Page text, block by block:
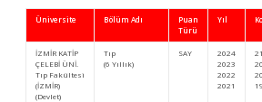
Üniversite Bölüm Adı
Puan
Türü
Yıl
İZMİR KATİP
ÇELEBİ ÜNİ.
Tıp Fakültesi
(İZMİR)
(Devlet)
Tıp
(6 Yıllık)
SAY
2024
2023
2022
2021